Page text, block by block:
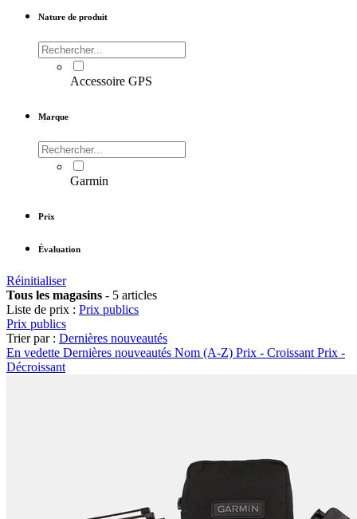
Nature de produit
Accessoire GPS
Marque
Garmin
Prix
Évaluation
Réinitialiser
Tous les magasins - 5 articles
Liste de prix : Prix publics
Prix publics
Trier par : Dernières nouveautés
En vedette Dernières nouveautés Nom (A-Z) Prix - Croissant Prix -
Décroissant